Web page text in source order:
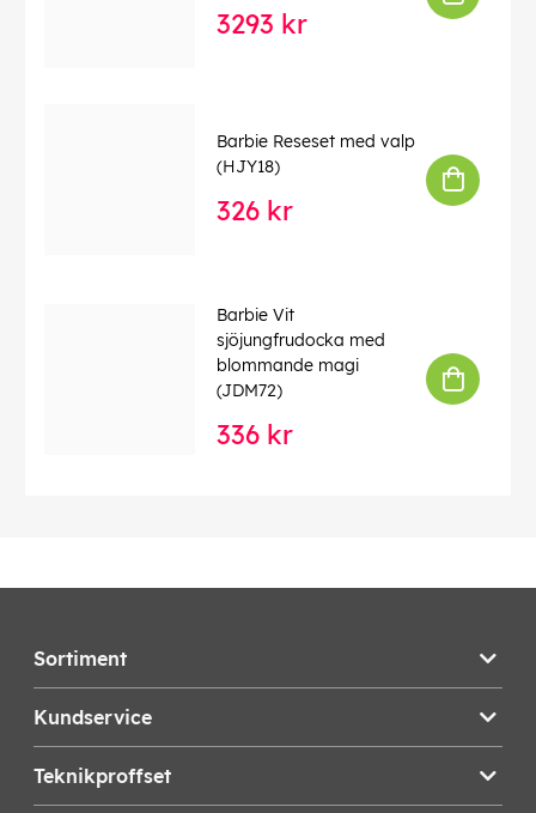
3293 kr
Barbie Reseset med valp
(HJY18)
326 kr
Barbie Vit
sjöjungfrudocka med
blommande magi
(JDM72)
336 kr
Sortiment
Kundservice
Teknikproffset